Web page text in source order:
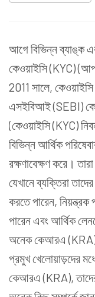
আগে বিভিন্ন ব্যাঙ্ক
কেওয়াইসি (KYC)
2011 সালে,
এসইবিআই (SEBI)
(কেওয়াইসি (KYC)
বিভিন্ন আর্থিক
রক্ষণাবেক্ষণ করে।
যেখানে ব্যক্তিরা
করতে পারেন, নিয়ন্ত্রক
পারেন এবং আর্থিক
অনেক কেআরএ (KRA)
প্রমুখ খেলোয়াড়দের
কেআরএ (KRA),